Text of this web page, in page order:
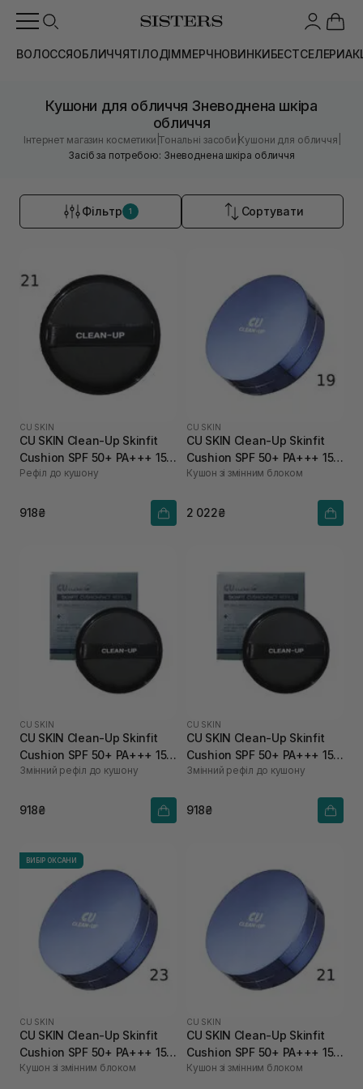
ВОЛОССЯОБЛИЧЧЯТІЛОДІММЕРЧНОВИНКИБЕСТСЕЛЕРИ
Кушони для обличчя Зневоднена шкіра
обличчя
Інтернет магазин косметики |Тональні засоби |Кушони для обличчя
Засіб за потребою: Зневоднена шкіра обличчя
Фільтр 1 Сортувати
CU SKIN
CU SKIN Clean-Up Skinfit
Cushion SPF 50+ PA+++ 15 г
21 тон
Рефіл до кушону
918₴
CU SKIN
CU SKIN Clean-Up Skinfit
Cushion SPF 50+ PA+++ 15 г
+ 15 г 19 тон
Кушон зі змінним блоком
2 022₴
CU SKIN
CU SKIN Clean-Up Skinfit
Cushion SPF 50+ PA+++ 15 г
23 тон
Змінний рефіл до кушону
918₴
CU SKIN
CU SKIN Clean-Up Skinfit
Cushion SPF 50+ PA+++ 15 г
21 тон
Змінний рефіл до кушону
918₴
ВИБІР ОКСАНИ
CU SKIN
CU SKIN Clean-Up Skinfit
Cushion SPF 50+ PA+++ 15 г
+ 15 г 23 тон
Кушон зі змінним блоком
CU SKIN
CU SKIN Clean-Up Skinfit
Cushion SPF 50+ PA+++ 15 г
+ 15 г 21 тон
Кушон зі змінним блоком